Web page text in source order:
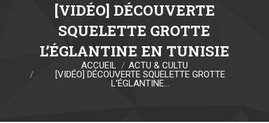
[VIDÉO] DÉCOUVERTE
SQUELETTE GROTTE
L’ÉGLANTINE EN TUNISIE
Vous êtes ici :ACCUEIL
ACTU & CULTU
[VIDÉO] DÉCOUVERTE SQUELETTE GROTTE
L’ÉGLANTINE…